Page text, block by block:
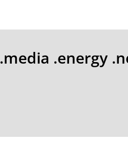
.media .energy